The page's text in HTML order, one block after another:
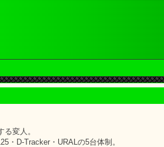
変人。
・D-Tracker・URALの5台体制。